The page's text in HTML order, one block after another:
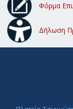
Φόρμα
Δήλωση